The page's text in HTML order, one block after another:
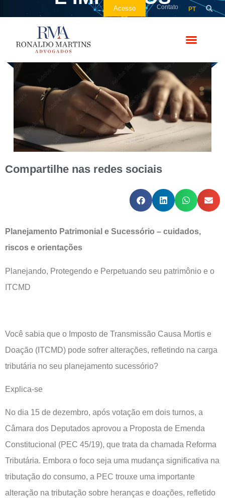
Acesso Contato PT
Compartilhe nas redes sociais
Planejamento Patrimonial e Sucessório – cuidados,
riscos e orientações
Planejando, Protegendo e Perpetuando seu patrimônio e o
ITCMD
Você sabia que o Imposto de Transmissão Causa Mortis e
Doação (ITCMD) pode sofrer alterações, refletindo na carga
tributária no seu planejamento sucessório?
Explica-se
No dia 15 de dezembro, após votação em dois turnos, a
Câmara dos Deputados aprovou a Proposta de Emenda
Constitucional (PEC 45/19), que trata da chamada Reforma
Tributária. Embora o foco seja uma mudança significativa na
tributação do consumo, a PEC trouxe uma importante
alteração na tributação sobre heranças e doações, refletido